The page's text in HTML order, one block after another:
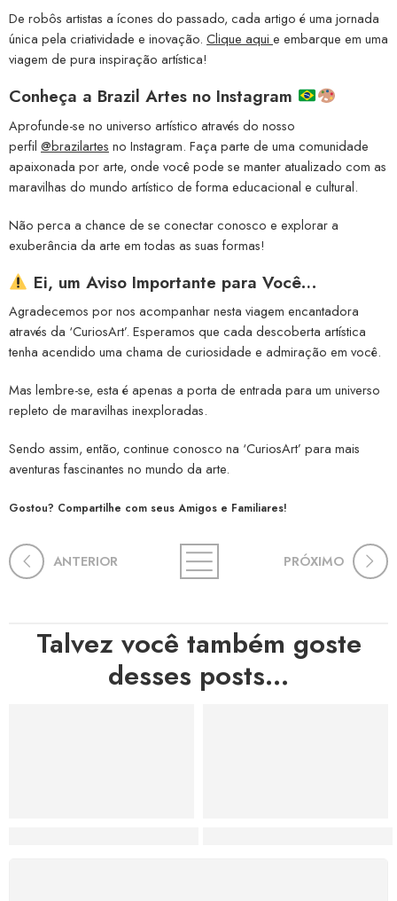
De robôs artistas a ícones do passado, cada artigo é uma jornada
única pela criatividade e inovação. Clique aqui e embarque em uma
viagem de pura inspiração artística!
Conheça a Brazil Artes no Instagram
Aprofunde-se no universo artístico através do nosso
perfil @brazilartes no Instagram. Faça parte de uma comunidade
apaixonada por arte, onde você pode se manter atualizado com as
maravilhas do mundo artístico de forma educacional e cultural.
Não perca a chance de se conectar conosco e explorar a
exuberância da arte em todas as suas formas!
Ei, um Aviso Importante para Você…
Agradecemos por nos acompanhar nesta viagem encantadora
através da ‘CuriosArt’. Esperamos que cada descoberta artística
tenha acendido uma chama de curiosidade e admiração em você.
Mas lembre-se, esta é apenas a porta de entrada para um universo
repleto de maravilhas inexploradas.
Sendo assim, então, continue conosco na ‘CuriosArt’ para mais
aventuras fascinantes no mundo da arte.
Gostou? Compartilhe com seus Amigos e Familiares!
ANTERIOR PRÓXIMO
Talvez você também goste
desses posts...